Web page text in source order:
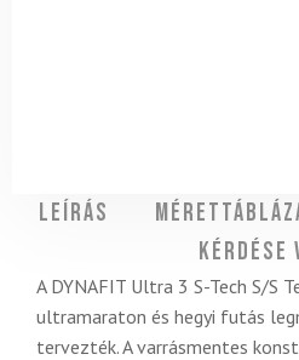
Leírás
Kérdése
A DYNAFIT Ultra 3 S-Tech S/S
ultramaraton és hegyi futás
tervezték. A varrásmentes